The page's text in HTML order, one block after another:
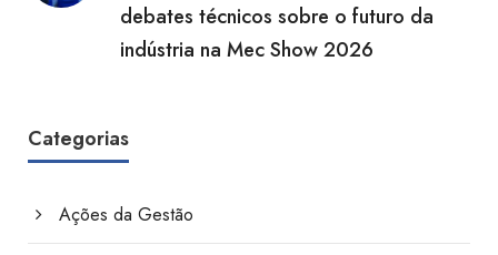
debates técnicos sobre o futuro da
indústria na Mec Show 2026
Categorias
Ações da Gestão